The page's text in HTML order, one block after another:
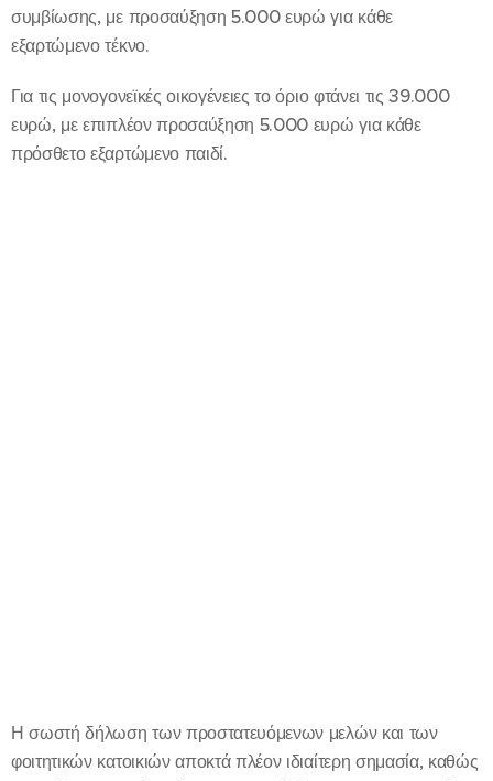
συμβίωσης, με προσαύξηση 5.000 ευρώ για κάθε
εξαρτώμενο τέκνο.
Για τις μονογονεϊκές οικογένειες το όριο φτάνει τις 39.000
ευρώ, με επιπλέον προσαύξηση 5.000 ευρώ για κάθε
πρόσθετο εξαρτώμενο παιδί.
Η σωστή δήλωση των προστατευόμενων μελών και των
φοιτητικών κατοικιών αποκτά πλέον ιδιαίτερη σημασία, καθώς